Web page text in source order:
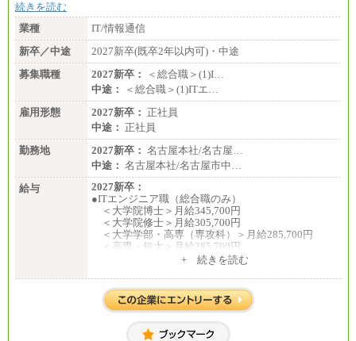
続きを読む
業種
IT/情報通信
新卒／中途
2027新卒(既卒2年以内可)・中途
募集職種
2027新卒：
＜総合職＞(1)I…
中途：
＜総合職＞(1)ITエ…
雇用形態
2027新卒： 正社員
中途： 正社員
勤務地
2027新卒： 名古屋本社/名古屋…
中途： 名古屋本社/名古屋市中…
給与
2027新卒：
●ITエンジニア職（総合職のみ）
＜大学院博士＞月給345,700円
＜大学院修士＞月給305,700円
＜大学学部・高専（専攻科）＞月給285,700円
＜高専・短大＞月給285,700円
＜大学院修士・博士＞月給：305,700円（総合職）
＜大学学部＞月給：285,700円（総合職）／253,10
0円（一般職）
00円（一般職）
+ 続きを読む